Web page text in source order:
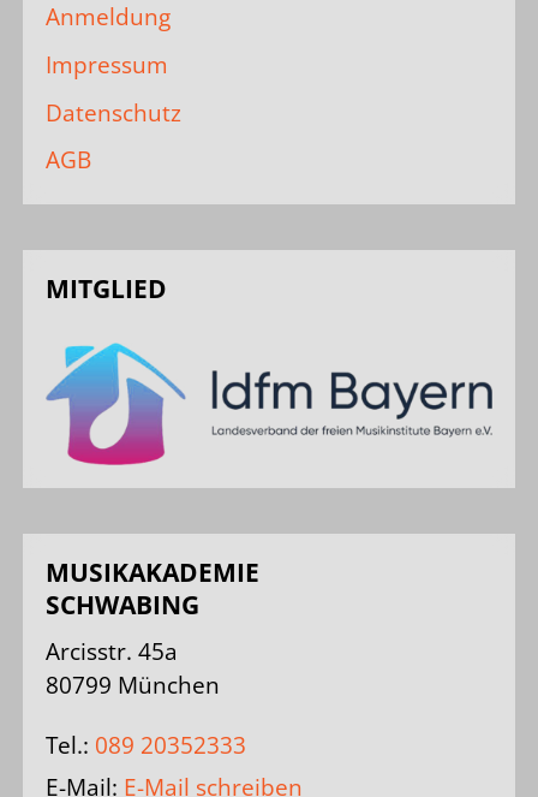
Anmeldung
Impressum
Datenschutz
AGB
MITGLIED
MUSIKAKADEMIE
SCHWABING
Arcisstr. 45a
80799 München
Tel.: 089 20352333
E-Mail: E-Mail schreiben